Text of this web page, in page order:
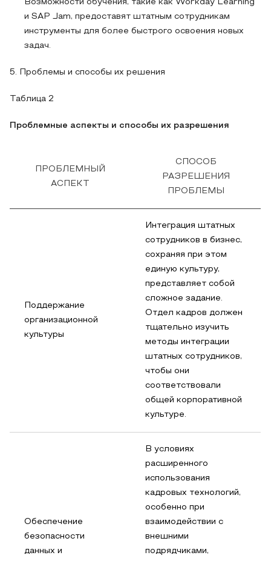
Возможности обучения, такие как Workday Learning
и SAP Jam, предоставят штатным сотрудникам
инструменты для более быстрого освоения новых
задач.
5. Проблемы и способы их решения
Таблица 2
Проблемные аспекты и способы их разрешения
ПРОБЛЕМНЫЙ
АСПЕКТ
СПОСОБ
РАЗРЕШЕНИЯ
ПРОБЛЕМЫ
Поддержание
организационной
культуры
Интеграция штатных
сотрудников в бизнес,
сохраняя при этом
единую культуру,
представляет собой
сложное задание.
Отдел кадров должен
тщательно изучить
методы интеграции
штатных сотрудников,
чтобы они
соответствовали
общей корпоративной
культуре.
Обеспечение
безопасности
данных и
В условиях
расширенного
использования
кадровых технологий,
особенно при
взаимодействии с
внешними
подрядчиками,